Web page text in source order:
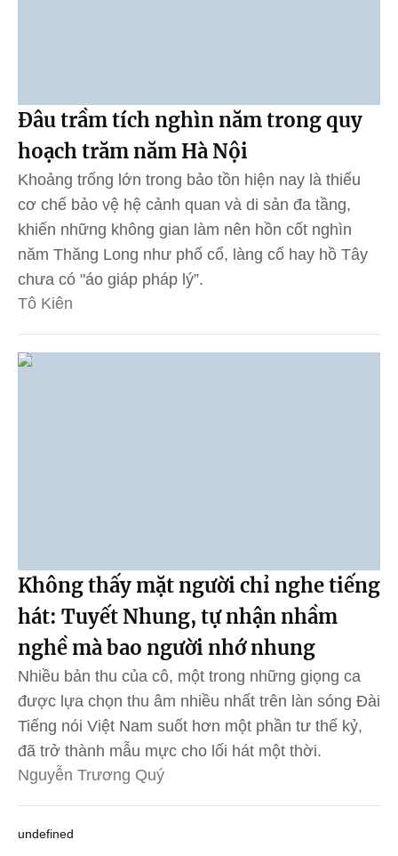
Đâu trầm tích nghìn năm trong quy
hoạch trăm năm Hà Nội
Khoảng trống lớn trong bảo tồn hiện nay là thiếu
cơ chế bảo vệ hệ cảnh quan và di sản đa tầng,
khiến những không gian làm nên hồn cốt nghìn
năm Thăng Long như phố cổ, làng cổ hay hồ Tây
chưa có "áo giáp pháp lý”.
Tô Kiên
Không thấy mặt người chỉ nghe tiếng
hát: Tuyết Nhung, tự nhận nhầm
nghề mà bao người nhớ nhung
Nhiều bản thu của cô, một trong những giọng ca
được lựa chọn thu âm nhiều nhất trên làn sóng Đài
Tiếng nói Việt Nam suốt hơn một phần tư thế kỷ,
đã trở thành mẫu mực cho lối hát một thời.
Nguyễn Trương Quý
undefined